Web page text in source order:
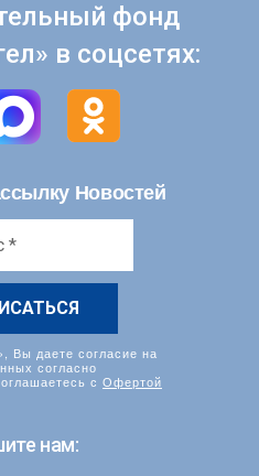
фонд
в соцсетях:
Новостей
Вы даете согласие на
согласно
с Офертой
нам: